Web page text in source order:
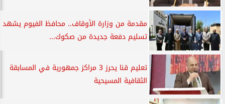
مقدمة من وزارة الأوقاف.. محافظ الفيوم يشهد
تسليم دفعة جديدة من صكوك...
تعليم قنا يحرز 3 مراكز جمهورية في المسابقة
الثقافية المسيحية